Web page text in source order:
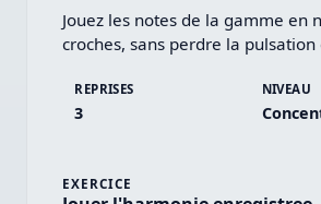
Jouez les notes de la gamme en
croches, sans perdre la pulsation
REPRISES
3
NIVEAU
EXERCICE